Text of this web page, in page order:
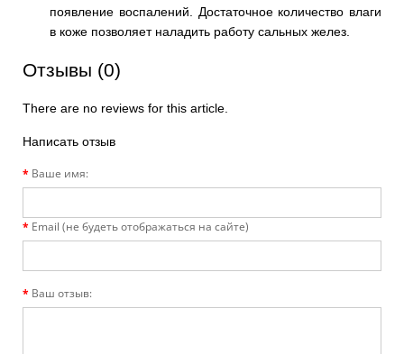
появление воспалений. Достаточное количество влаги
в коже позволяет наладить работу сальных желез.
Отзывы (0)
There are no reviews for this article.
Написать отзыв
Ваше имя:
Email (не будеть отображаться на сайте)
Ваш отзыв: